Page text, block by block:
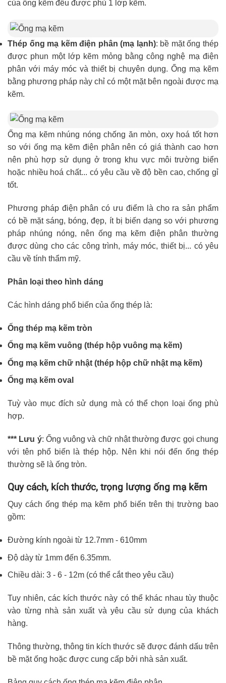
của ống kẽm đều được phủ 1 lớp kẽm.
Thép ống mạ kẽm điện phân (mạ lạnh): bề mặt ống thép
được phun một lớp kẽm mỏng bằng công nghệ mạ điện
phân với máy móc và thiết bị chuyên dụng. Ống mạ kẽm
bằng phương pháp này chỉ có một mặt bên ngoài được mạ
kẽm.
Ống mạ kẽm nhúng nóng chống ăn mòn, oxy hoá tốt hơn
so với ống mạ kẽm điện phân nên có giá thành cao hơn
nên phù hợp sử dụng ở trong khu vực môi trường biển
hoặc nhiều hoá chất... có yêu cầu về độ bền cao, chống gỉ
tốt.
Phương pháp điện phân có ưu điểm là cho ra sản phẩm
có bề mặt sáng, bóng, đẹp, ít bị biến dạng so với phương
pháp nhúng nóng, nên ống mạ kẽm điện phân thường
được dùng cho các công trình, máy móc, thiết bị... có yêu
cầu về tính thẩm mỹ.
Phân loại theo hình dáng
Các hình dáng phổ biến của ống thép là:
Ống thép mạ kẽm tròn
Ống mạ kẽm vuông (thép hộp vuông mạ kẽm)
Ống mạ kẽm chữ nhật (thép hộp chữ nhật mạ kẽm)
Ống mạ kẽm oval
Tuỳ vào mục đích sử dụng mà có thể chọn loại ống phù
hợp.
*** Lưu ý: Ống vuông và chữ nhật thường được gọi chung
với tên phổ biến là thép hộp. Nên khi nói đến ống thép
thường sẽ là ống tròn.
Quy cách, kích thước, trọng lượng ống mạ kẽm
Quy cách ống thép mạ kẽm phổ biến trên thị trường bao
gồm:
Đường kính ngoài từ 12.7mm - 610mm
Độ dày từ 1mm đến 6.35mm.
Chiều dài: 3 - 6 - 12m (có thể cắt theo yêu cầu)
Tuy nhiên, các kích thước này có thể khác nhau tùy thuộc
vào từng nhà sản xuất và yêu cầu sử dụng của khách
hàng.
Thông thường, thông tin kích thước sẽ được đánh dấu trên
bề mặt ống hoặc được cung cấp bởi nhà sản xuất.